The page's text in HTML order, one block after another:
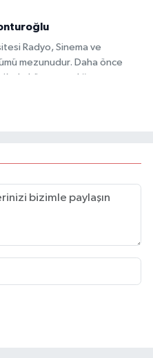
Radyo, Sinema ve
mezunudur. Daha önce
köşe yazarlığı yapmış ve